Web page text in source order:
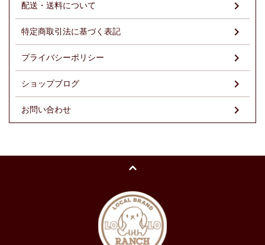
配送・送料について
特定商取引法に基づく表記
プライバシーポリシー
ショップブログ
お問い合わせ